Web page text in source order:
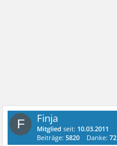
F Finja
Mitglied seit: 10.03.2011
Beiträge:5820 Danke:72